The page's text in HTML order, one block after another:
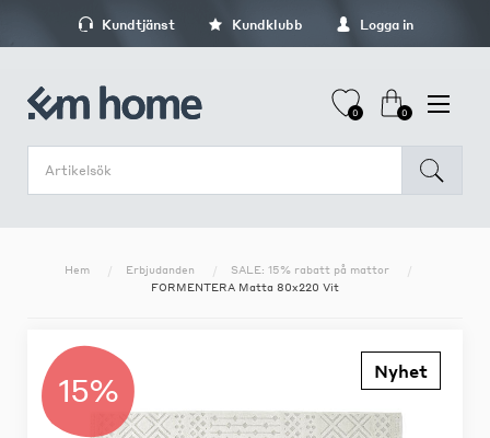
Kundtjänst Kundklubb Logga in
0 0
Hem Erbjudanden
SALE: 15% rabatt på mattor
FORMENTERA Matta 80x220 Vit
15% Nyhet